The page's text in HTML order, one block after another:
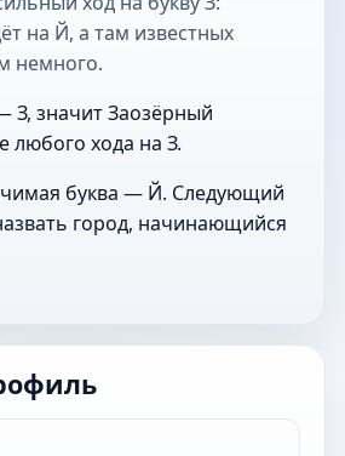
на Й, а там известных
немного.
З, значит Заозёрный
любого хода на З.
буква — Й. Следующий
город, начинающийся